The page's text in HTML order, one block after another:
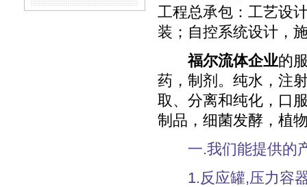
工程总承包：工艺设
装；自控系统设计，
福尔流体企业的
药，制剂。纯水，注
取、分离和纯化，口
制品，细菌发酵，植
一.我们能提供的
1.反应罐,压力容